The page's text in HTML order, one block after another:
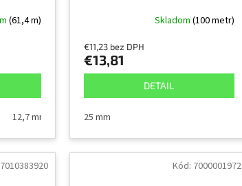
(61,4 m)
12,7 mm
Skladom (100 metr)
€11,23 bez DPH
€13,81
DETAIL
25 mm
7010383920 Kód: 7000001972